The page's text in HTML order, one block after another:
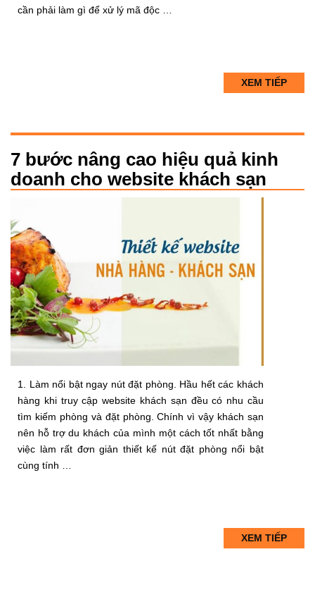
cần phải làm gì để xử lý mã độc …
XEM TIẾP
7 bước nâng cao hiệu quả kinh
doanh cho website khách sạn
1. Làm nổi bật ngay nút đặt phòng. Hầu hết các khách
hàng khi truy cập website khách sạn đều có nhu cầu
tìm kiếm phòng và đặt phòng. Chính vì vậy khách sạn
nên hỗ trợ du khách của mình một cách tốt nhất bằng
việc làm rất đơn giản thiết kế nút đặt phòng nổi bật
cùng tính …
XEM TIẾP